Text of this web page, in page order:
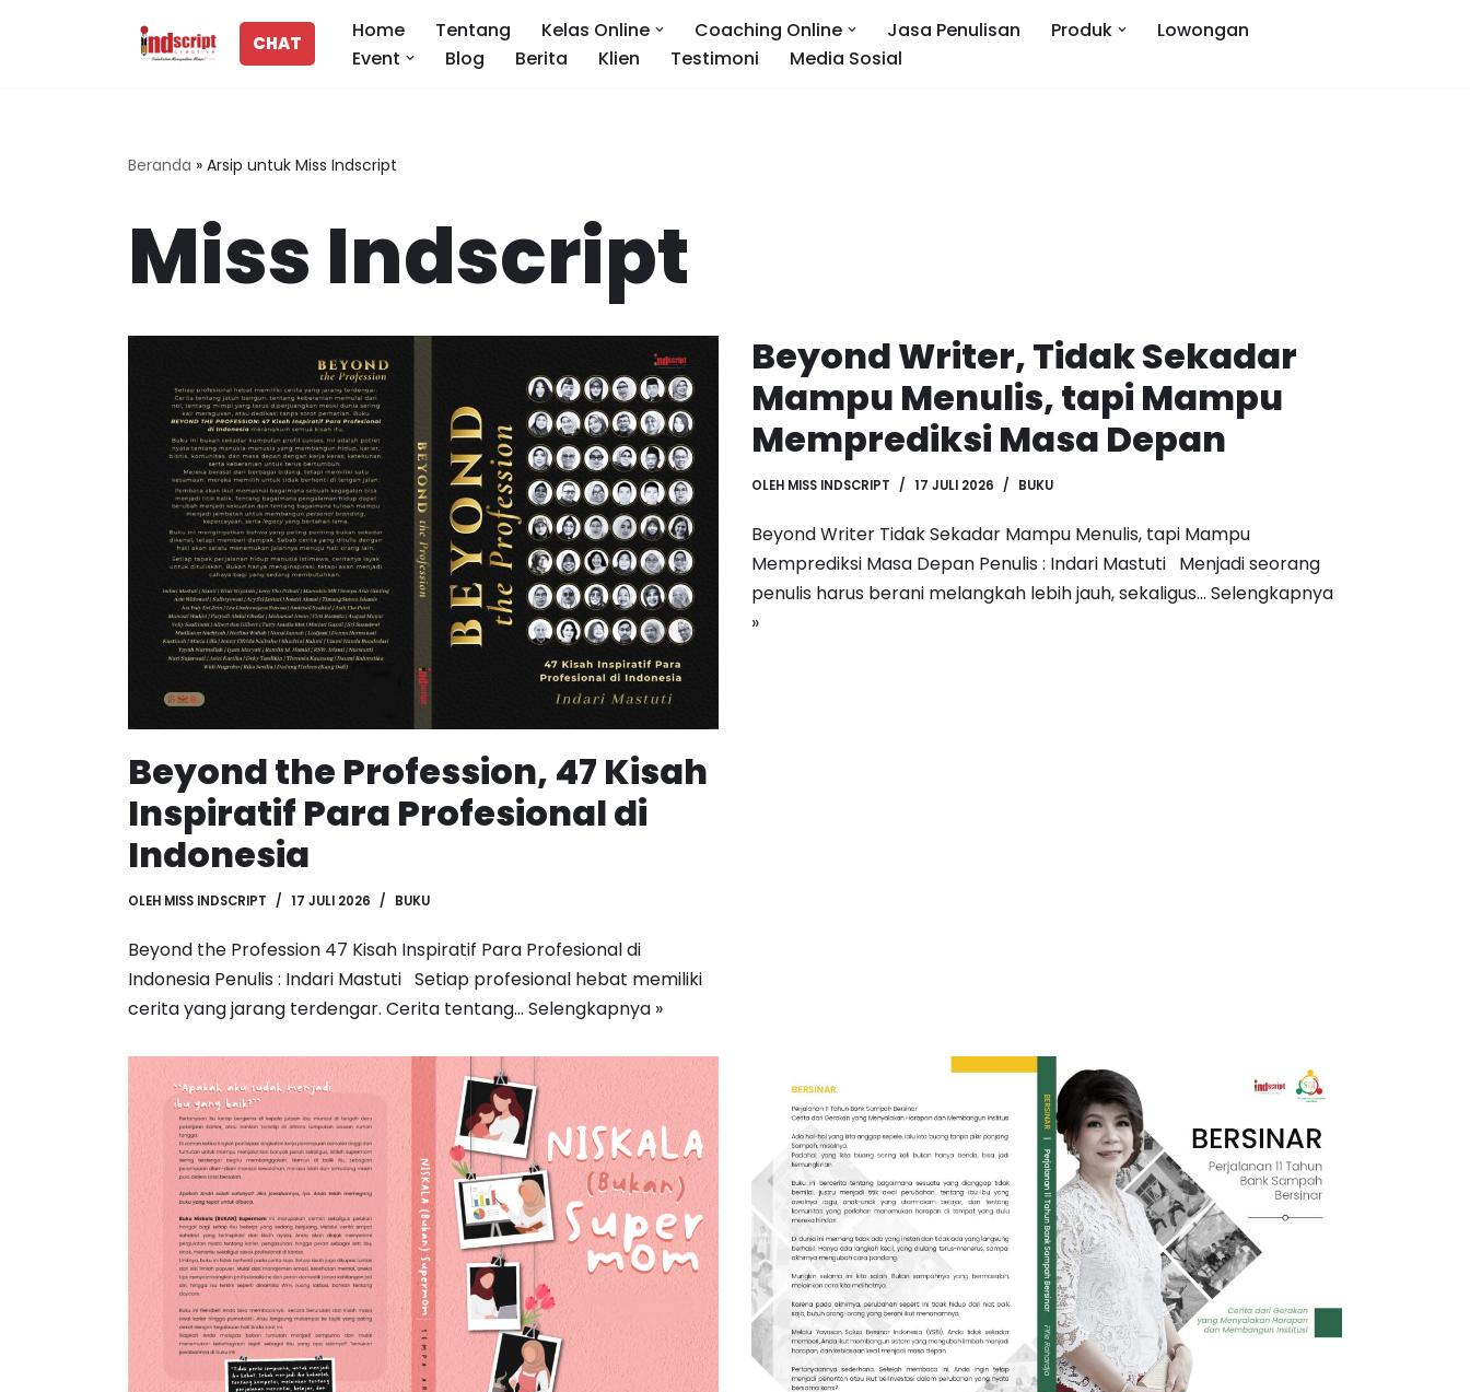
CHAT
Home Tentang Kelas Online Coaching Online Jasa Penulisan Produk
Lowongan
Event
Blog Berita Klien Testimoni Media Sosial
Beranda » Arsip untuk Miss Indscript
Miss Indscript
Beyond the Profession, 47 Kisah
Inspiratif Para Profesional di
Indonesia
OLEH MISS INDSCRIPT 17 JULI 2026 BUKU
Beyond the Profession 47 Kisah Inspiratif Para Profesional di
Indonesia Penulis : Indari Mastuti Setiap profesional hebat memiliki
cerita yang jarang terdengar. Cerita tentang… Selengkapnya »
Beyond Writer, Tidak Sekadar
Mampu Menulis, tapi Mampu
Memprediksi Masa Depan
OLEH MISS INDSCRIPT 17 JULI 2026 BUKU
Beyond Writer Tidak Sekadar Mampu Menulis, tapi Mampu
Memprediksi Masa Depan Penulis : Indari Mastuti Menjadi seorang
penulis harus berani melangkah lebih jauh, sekaligus… Selengkapnya
»